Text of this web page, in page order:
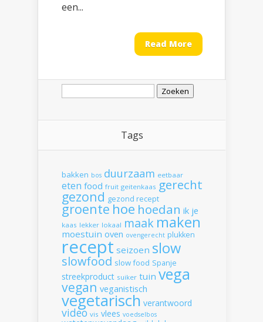
een...
Read More
Zoeken
Tags
bakken bos duurzaam eetbaar
eten food fruit geitenkaas gerecht
gezond gezond recept
groente hoe hoedan ik je
kaas lekker lokaal maak maken
moestuin oven ovengerecht plukken
recept seizoen slow
slowfood slow food Spanje
streekproduct suiker tuin vega
vegan veganistisch
vegetarisch verantwoord
video vis vlees voedselbos